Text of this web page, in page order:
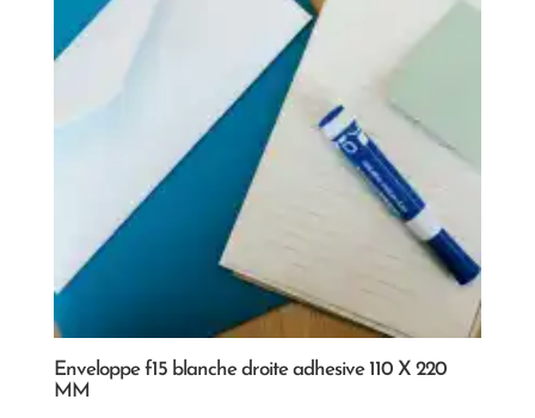
Enveloppe f15 blanche droite adhesive 110 X 220
MM